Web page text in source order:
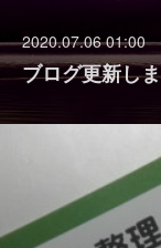
2020.07.06 01:00
ブログ更新し